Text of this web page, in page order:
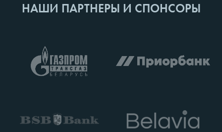
НАШИ ПАРТНЕРЫ И СПОНСОРЫ